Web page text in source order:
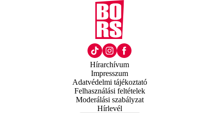
Hírarchívum
Impresszum
Adatvédelmi tájékoztató
Felhasználási feltételek
Moderálási szabályzat
Hírlevél